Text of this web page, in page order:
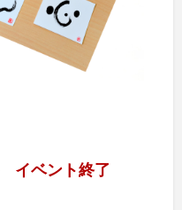
イベント終了